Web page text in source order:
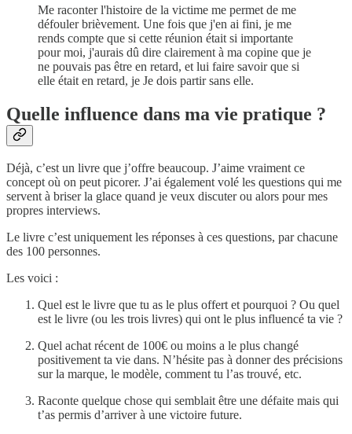
Me raconter l'histoire de la victime me permet de me
défouler brièvement. Une fois que j'en ai fini, je me
rends compte que si cette réunion était si importante
pour moi, j'aurais dû dire clairement à ma copine que je
ne pouvais pas être en retard, et lui faire savoir que si
elle était en retard, je Je dois partir sans elle.
Quelle influence dans ma vie pratique ?
Déjà, c’est un livre que j’offre beaucoup. J’aime vraiment ce
concept où on peut picorer. J’ai également volé les questions qui me
servent à briser la glace quand je veux discuter ou alors pour mes
propres interviews.
Le livre c’est uniquement les réponses à ces questions, par chacune
des 100 personnes.
Les voici :
Quel est le livre que tu as le plus offert et pourquoi ? Ou quel
est le livre (ou les trois livres) qui ont le plus influencé ta vie ?
Quel achat récent de 100€ ou moins a le plus changé
positivement ta vie dans. N’hésite pas à donner des précisions
sur la marque, le modèle, comment tu l’as trouvé, etc.
Raconte quelque chose qui semblait être une défaite mais qui
t’as permis d’arriver à une victoire future.